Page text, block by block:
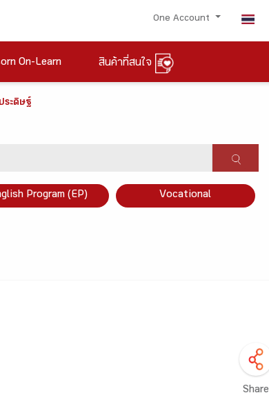
One Account
On-Learn สินค้าที่สนใจ
ระดิษฐ์
Program (EP) Vocational
Share